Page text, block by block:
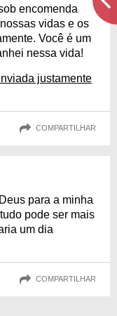
encomenda
vidas e os
Você é um
nessa vida!
justamente
COMPARTILHAR
para a minha
pode ser mais
um dia
COMPARTILHAR